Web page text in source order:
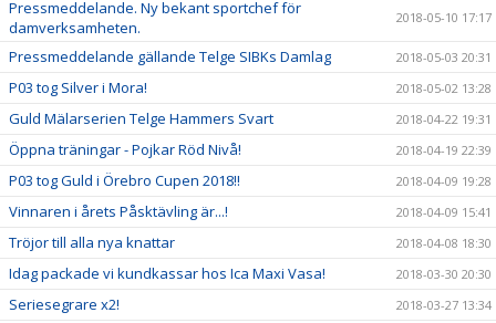
Pressmeddelande. Ny bekant sportchef för
damverksamheten.
2018-05-10 17:17
Pressmeddelande gällande Telge SIBKs Damlag 2018-05-03 20:31
P03 tog Silver i Mora! 2018-05-02 13:28
Guld Mälarserien Telge Hammers Svart 2018-04-22 19:31
Öppna träningar - Pojkar Röd Nivå! 2018-04-19 22:39
P03 tog Guld i Örebro Cupen 2018!! 2018-04-09 19:28
Vinnaren i årets Påsktävling är...! 2018-04-09 15:41
Tröjor till alla nya knattar 2018-04-08 18:30
Idag packade vi kundkassar hos Ica Maxi Vasa! 2018-03-30 20:30
Seriesegrare x2! 2018-03-27 13:34